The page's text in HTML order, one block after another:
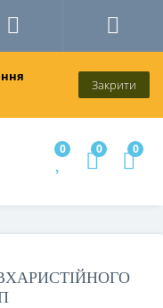
Закрити
0 0 0